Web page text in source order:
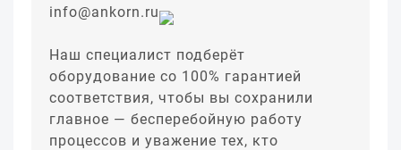
info@ankorn.ru
Наш специалист подберёт
оборудование со 100% гарантией
соответствия, чтобы вы сохранили
главное — бесперебойную работу
процессов и уважение тех, кто